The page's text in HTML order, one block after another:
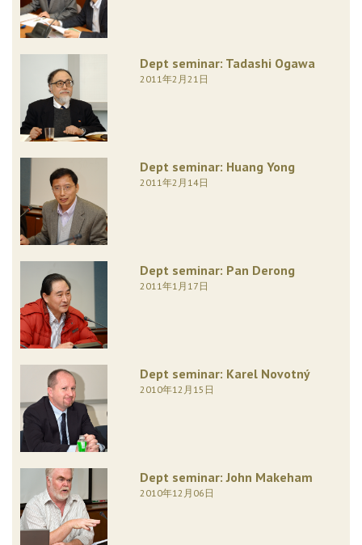
Dept seminar: Tadashi Ogawa
2011年2月21日
Dept seminar: Huang Yong
2011年2月14日
Dept seminar: Pan Derong
2011年1月17日
Dept seminar: Karel Novotný
2010年12月15日
Dept seminar: John Makeham
2010年12月06日